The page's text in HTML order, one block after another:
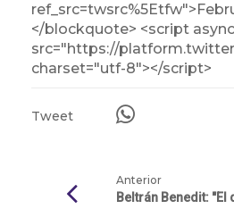
</blockquote> <script async
src="https://
charset="utf-8"></script>
Tweet
Anterior
Beltrán Benedit: